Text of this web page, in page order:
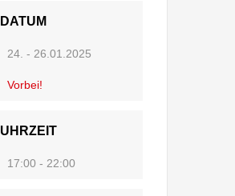
DATUM
24. - 26.01.2025
Vorbei!
UHRZEIT
17:00 - 22:00